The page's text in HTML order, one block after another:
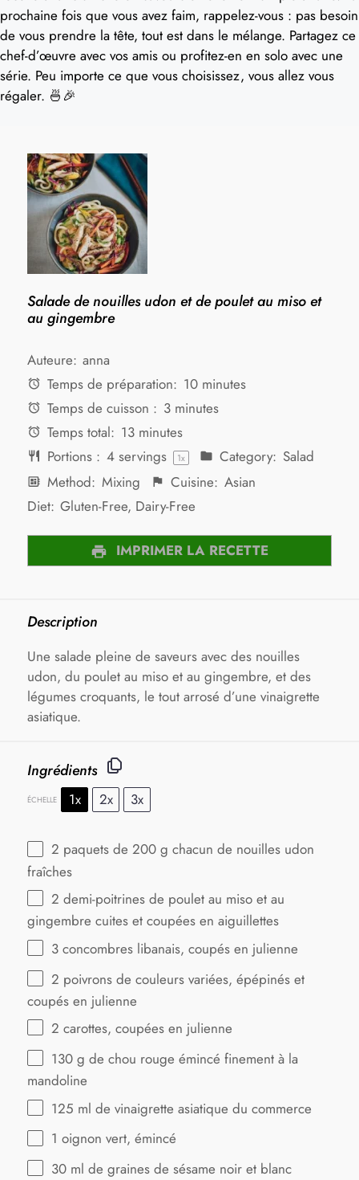
prochaine fois que vous avez faim, rappelez-vous : pas besoin
de vous prendre la tête, tout est dans le mélange. Partagez ce
chef-d’œuvre avec vos amis ou profitez-en en solo avec une
série. Peu importe ce que vous choisissez, vous allez vous
régaler. 🍜🎉
Salade de nouilles udon et de poulet au miso et
au gingembre
Auteure: anna
Temps de préparation: 10 minutes
Temps de cuisson : 3 minutes
Temps total: 13 minutes
Portions : 4servings 1x Category: Salad
Method: Mixing Cuisine: Asian
Diet: Gluten-Free, Dairy-Free
IMPRIMER LA RECETTE
Description
Une salade pleine de saveurs avec des nouilles
udon, du poulet au miso et au gingembre, et des
légumes croquants, le tout arrosé d’une vinaigrette
asiatique.
Ingrédients
ÉCHELLE 1x 2x 3x
2 paquets de 200 g chacun de nouilles udon
fraîches
2 demi-poitrines de poulet au miso et au
gingembre cuites et coupées en aiguillettes
3 concombres libanais, coupés en julienne
2 poivrons de couleurs variées, épépinés et
coupés en julienne
2 carottes, coupées en julienne
130 g de chou rouge émincé finement à la
mandoline
125 ml de vinaigrette asiatique du commerce
1 oignon vert, émincé
30 ml de graines de sésame noir et blanc